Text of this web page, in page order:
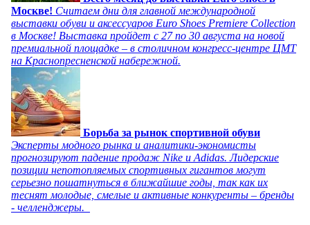
Москве! Считаем дни для главной международной
выставки обуви и аксессуаров Euro Shoes Premiere Collection
в Москве! Выставка пройдет с 27 по 30 августа на новой
премиальной площадке – в столичном конгресс-центре ЦМТ
на Краснопресненской набережной.
Борьба за рынок спортивной обуви
Эксперты модного рынка и аналитики-экономисты
прогнозируют падение продаж Nike и Adidas. Лидерские
позиции непотопляемых спортивных гигантов могут
серьезно пошатнуться в ближайшие годы, так как их
теснят молодые, смелые и активные конкуренты – бренды
- челленджеры.